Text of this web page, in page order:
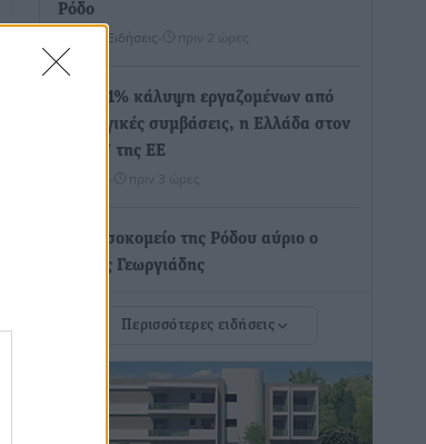
Ρόδο
Τοπικές Ειδήσεις πριν 2 ώρες
Με 13,1% κάλυψη εργαζομένων από
συλλογικές συμβάσεις, η Ελλάδα στον
“πάτο” της ΕΕ
πριν 3 ώρες
Στο νοσοκομείο της Ρόδου αύριο ο
Άδωνις Γεωργιάδης
αυξημένες πληρότητες η Λέρος, στόχος
η επιμήκυνση της τουριστικής σεζόν
Περισσότερες ειδήσεις